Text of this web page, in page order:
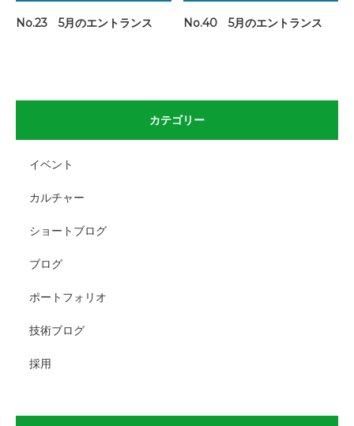
No.23 5月のエントランス No.40 5月のエントランス
カテゴリー
イベント
カルチャー
ショートブログ
ブログ
ポートフォリオ
技術ブログ
採用